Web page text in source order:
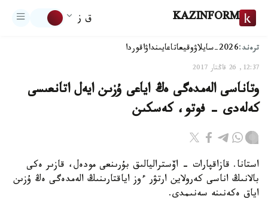
KAZINFORM ق ز
ترەند:2026-سايلاۋ وقيعاتاعايىنداۋاقوردا
12:37, 26 قاڭتار 2017
وتاناسى الەمدەگى ەڭ اياعى ۇزىن ايەل اتانعىسى
كەلەدى - فوتو، كەسكىن
استانا. قازاقپارات - اۆستراليالىق بۇرىنعى مودەل، قازىر ەكى
بالانىڭ اناسى كەرولاين ارتۋر ءوز اياقتارىنىڭ الەمدەگى ەڭ ۇزىن
اياق ەكەنىنە سەنىمدى.